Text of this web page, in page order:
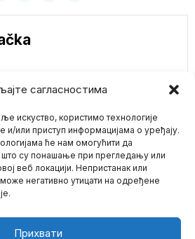
сагласностима
искуство, користимо технологије
и/или приступ информацијама о уређају.
ће нам омогућити да
што су понашање при прегледању или
веб локацији. Непристанак или
негативно утицати на одређене
Прихвати
DOLINI
IZMERENO
OBLAK
SVE REKORDE
parku
u Kaliforniji
je 54,4
iz